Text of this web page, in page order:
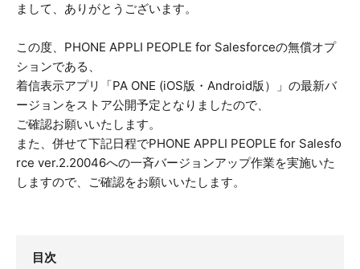
まして、ありがとうございます。
この度、PHONE APPLI PEOPLE for Salesforceの無償オプ
ションである、
着信表示アプリ「PA ONE (iOS版・Android版）」の最新バ
ージョンをストア公開予定となりましたので、
ご確認お願いいたします。
また、併せて下記日程でPHONE APPLI PEOPLE for Salesfo
rce ver.2.20046への一斉バージョンアップ作業を実施いた
しますので、ご確認をお願いいたします。
目次